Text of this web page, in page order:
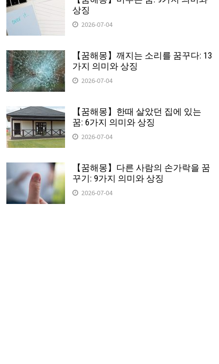
상징
2026-07-04
【꿈해몽】깨지는 소리를 꿈꾸다: 13
가지 의미와 상징
2026-07-04
【꿈해몽】한때 살았던 집에 있는
꿈: 6가지 의미와 상징
2026-07-04
【꿈해몽】다른 사람의 손가락을 꿈
꾸기: 9가지 의미와 상징
2026-07-04